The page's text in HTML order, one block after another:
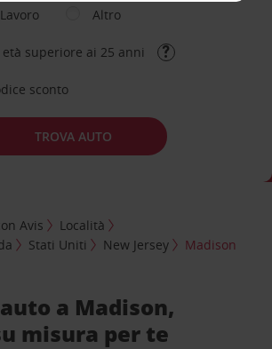
Lavoro Altro
superiore ai 25 anni
sconto
TROVA AUTO
Avis
Località
Stati Uniti New Jersey Madison
a Madison,
misura per te